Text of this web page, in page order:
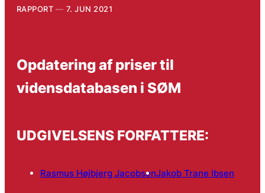
RAPPORT 7. JUN 2021
Opdatering af priser til
vidensdatabasen i SØM
UDGIVELSENS FORFATTERE:
Rasmus Højbjerg JacobsenJakob Trane Ibsen